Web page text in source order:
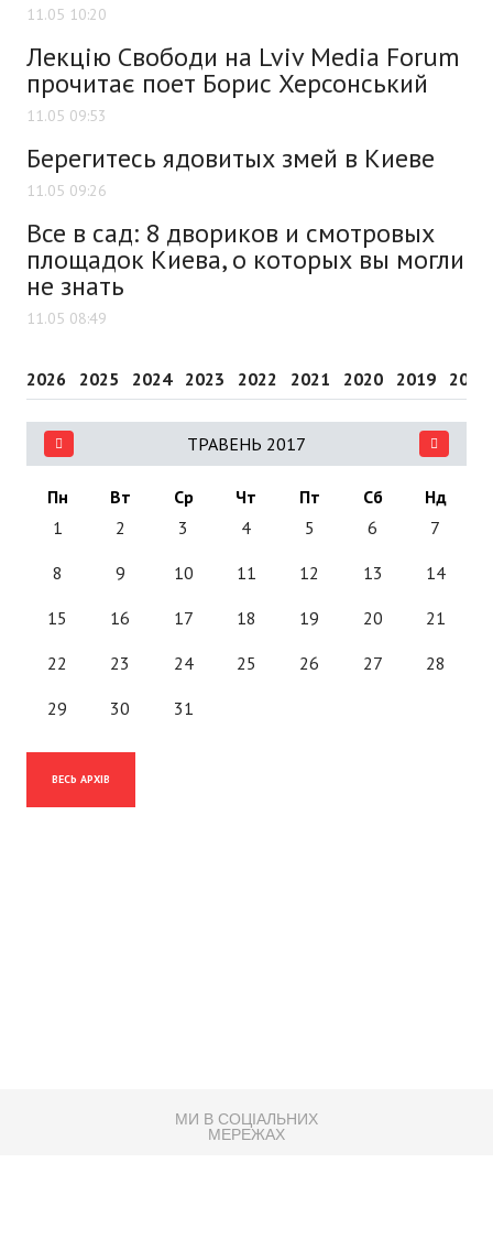
11.05 10:20
Лекцію Свободи на Lviv Media Forum
прочитає поет Борис Херсонський
11.05 09:53
Берегитесь ядовитых змей в Киеве
11.05 09:26
Все в сад: 8 двориков и смотровых
площадок Киева, о которых вы могли
не знать
11.05 08:49
2026 2025 2024 2023 2022 2021 2020 2019 2018
ТРАВЕНЬ 2017
Пн Вт Ср Чт Пт Сб
Нд
1
2 3 4 5 6 7
8 9 10 11 12 13 14
15 16 17 18 19 20 21
22 23 24 25 26 27 28
29 30 31
ВЕСЬ АРХІВ
МИ В СОЦІАЛЬНИХ
МЕРЕЖАХ